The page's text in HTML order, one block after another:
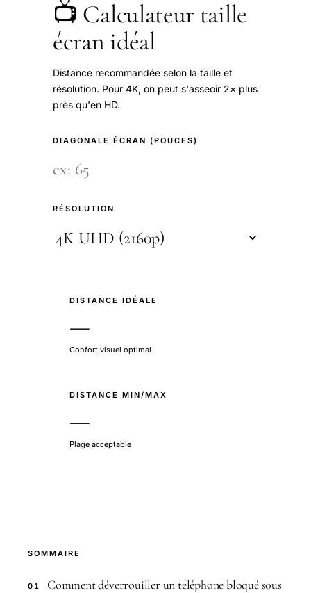
📺 Calculateur taille
écran idéal
Distance recommandée selon la taille et
résolution. Pour 4K, on peut s'asseoir 2× plus
près qu'en HD.
DIAGONALE ÉCRAN (POUCES)
RÉSOLUTION
DISTANCE IDÉALE
—
Confort visuel optimal
DISTANCE MIN/MAX
—
Plage acceptable
SOMMAIRE
01
Comment déverrouiller un téléphone bloqué sous